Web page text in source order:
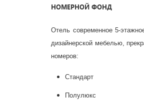
НОМЕРНОЙ ФОНД
Отель современное 5-
дизайнерской мебелью,
номеров:
Стандарт
Полулюкс